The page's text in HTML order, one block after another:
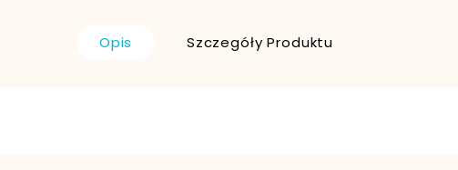
Opis Szczegóły Produktu